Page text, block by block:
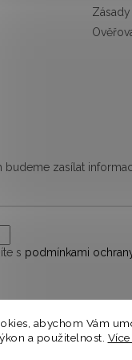
abychom Vám
a použitelnost.
a odesíláme do 10-14
EXPRESNÍ DODÁNÍ ⭐
budeme zasílat
s podmínkami